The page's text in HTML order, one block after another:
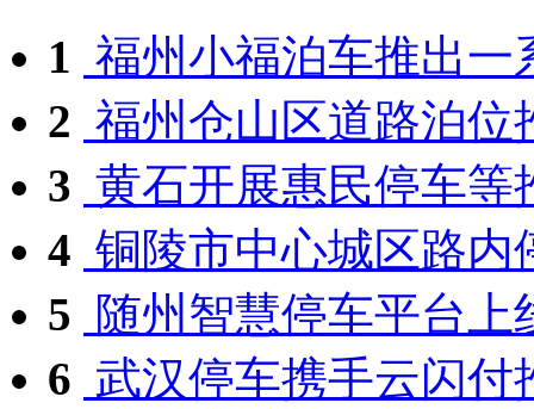
1 福州小福泊车推出一
2 福州仓山区道路泊位
3 黄石开展惠民停车等
4 铜陵市中心城区路内
5
随州智慧停车平台上
6 武汉停车携手云闪付